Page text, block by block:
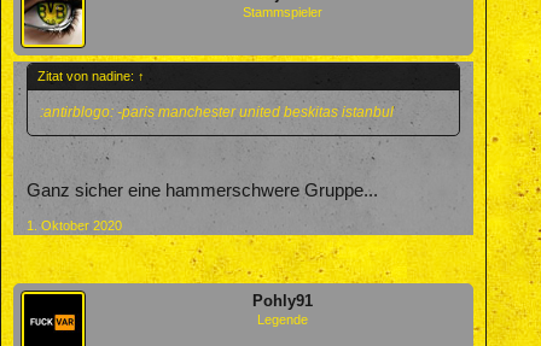
Stammspieler
Zitat von nadine: ↑
:antirblogo: -paris manchester united beskitas istanbul
Ganz sicher eine hammerschwere Gruppe...
1. Oktober 2020
Pohly91
Legende